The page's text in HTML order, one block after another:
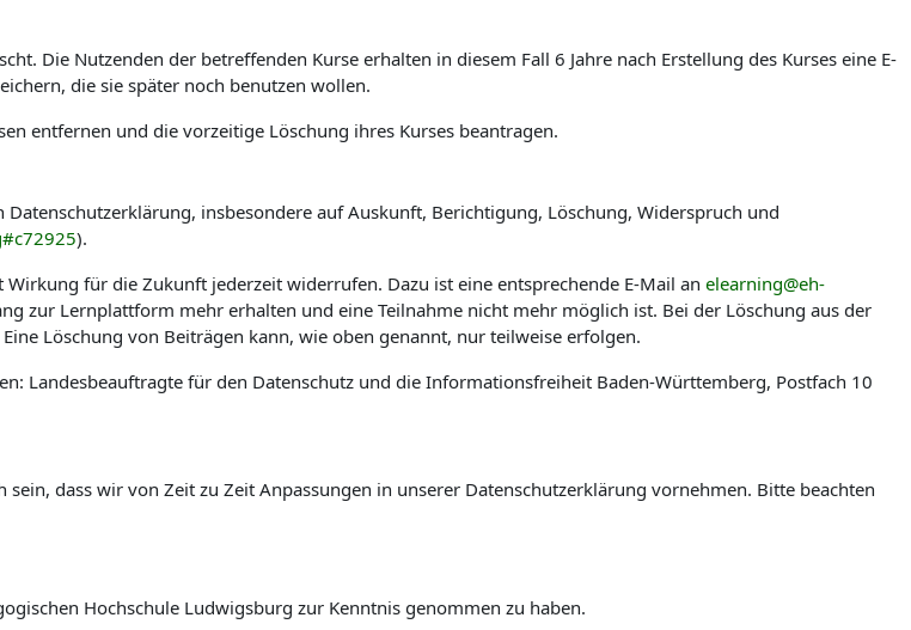
Die Nutzenden der betreffenden Kurse erhalten in diesem Fall 6 Jahre nach Erstellung des Kurses eine E-
die sie später noch benutzen wollen.
entfernen und die vorzeitige Löschung ihres Kurses beantragen.
insbesondere auf Auskunft, Berichtigung, Löschung, Widerspruch und
).
für die Zukunft jederzeit widerrufen. Dazu ist eine entsprechende E-Mail an elearning@eh-
zur Lernplattform mehr erhalten und eine Teilnahme nicht mehr möglich ist. Bei der Löschung aus der
Löschung von Beiträgen kann, wie oben genannt, nur teilweise erfolgen.
Landesbeauftragte für den Datenschutz und die Informationsfreiheit Baden-Württemberg, Postfach 10
dass wir von Zeit zu Zeit Anpassungen in unserer Datenschutzerklärung vornehmen. Bitte beachten
Hochschule Ludwigsburg zur Kenntnis genommen zu haben.